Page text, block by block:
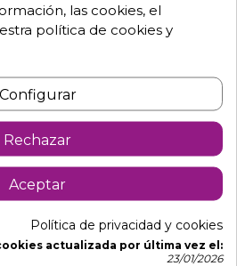
de producto
pizzas hasta 45 cm de
(0 - 4 mm)
las cookies, el
política de cookies y
Configurar
Rechazar
Aceptar
Política de privacidad y cookies
actualizada por última vez el:
23/01/2026